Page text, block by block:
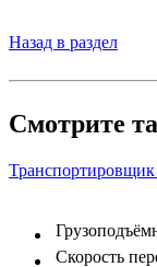
Назад в раздел
Смотрите
Скорость